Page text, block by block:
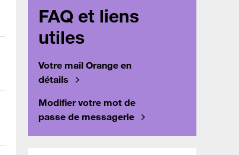
FAQ et liens
utiles
Votre mail Orange en
détails
Modifier votre mot de
passe de messagerie